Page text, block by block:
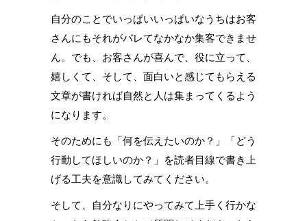
自分のことでいっぱいいっぱいなうちはお客
さんにもそれがバレてなかなか集客できませ
ん。でも、お客さんが喜んで、役に立って、
嬉しくて、そして、面白いと感じてもらえる
文章が書ければ自然と人は集まってくるよう
になります。
そのためにも「何を伝えたいのか？」「どう
行動してほしいのか？」を読者目線で書き上
げる工夫を意識してみてください。
そして、自分なりにやってみて上手く行かな